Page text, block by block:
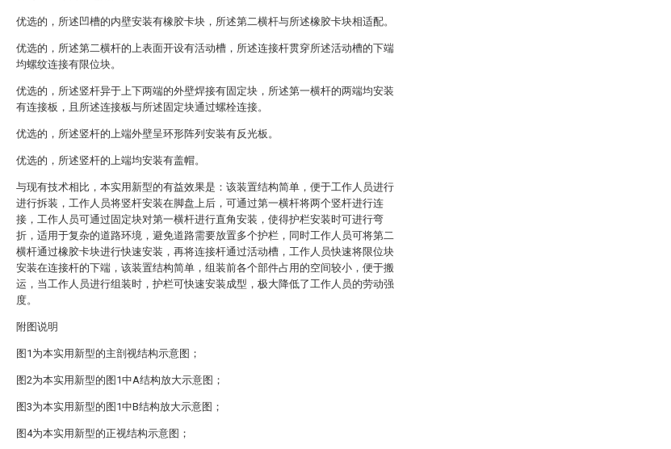
优选的，所述凹槽的内壁安装有橡胶卡块，所述第二横杆与所述橡胶卡块相适配。
优选的，所述第二横杆的上表面开设有活动槽，所述连接杆贯穿所述活动槽的下端
均螺纹连接有限位块。
优选的，所述竖杆异于上下两端的外壁焊接有固定块，所述第一横杆的两端均安装
有连接板，且所述连接板与所述固定块通过螺栓连接。
优选的，所述竖杆的上端外壁呈环形阵列安装有反光板。
优选的，所述竖杆的上端均安装有盖帽。
与现有技术相比，本实用新型的有益效果是：该装置结构简单，便于工作人员进行
进行拆装，工作人员将竖杆安装在脚盘上后，可通过第一横杆将两个竖杆进行连
接，工作人员可通过固定块对第一横杆进行直角安装，使得护栏安装时可进行弯
折，适用于复杂的道路环境，避免道路需要放置多个护栏，同时工作人员可将第二
横杆通过橡胶卡块进行快速安装，再将连接杆通过活动槽，工作人员快速将限位块
安装在连接杆的下端，该装置结构简单，组装前各个部件占用的空间较小，便于搬
运，当工作人员进行组装时，护栏可快速安装成型，极大降低了工作人员的劳动强
度。
附图说明
图1为本实用新型的主剖视结构示意图；
图2为本实用新型的图1中A结构放大示意图；
图3为本实用新型的图1中B结构放大示意图；
图4为本实用新型的正视结构示意图；